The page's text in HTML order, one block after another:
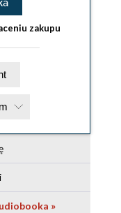
zakupu
»